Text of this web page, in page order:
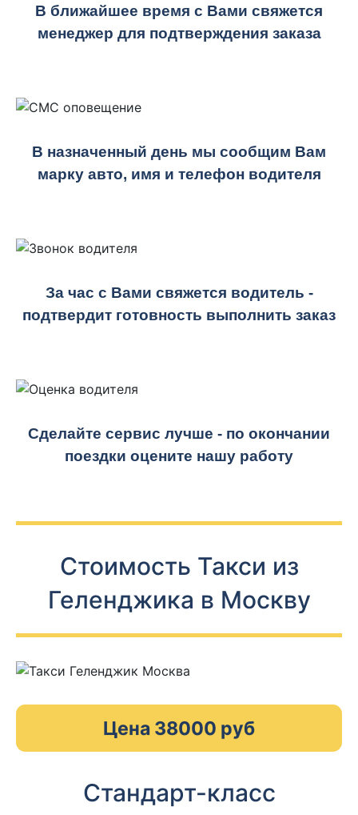
В ближайшее время с Вами свяжется
менеджер для подтверждения заказа
В назначенный день мы сообщим Вам
марку авто, имя и телефон водителя
За час с Вами свяжется водитель -
подтвердит готовность выполнить заказ
Сделайте сервис лучше - по окончании
поездки оцените нашу работу
Стоимость Такси из
Геленджика в Москву
Цена 38000 руб
Стандарт-класс